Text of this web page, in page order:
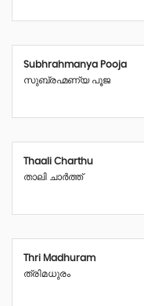
Subhrahmanya Pooja
സുബ്രഹ്മണ്യ പൂജ
Thaali Charthu
താലി ചാർത്ത്
Thri Madhuram
ത്രിമധുരം